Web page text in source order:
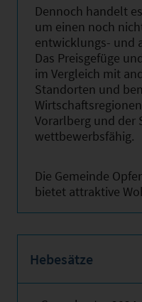
Dennoch handelt
um einen noch
entwicklungs- und
Das Preisgefüge
im Vergleich mit
Standorten und
Vorarlberg und der
wettbewerbsfähig.
Die Gemeinde
bietet attraktive
Hebesätze